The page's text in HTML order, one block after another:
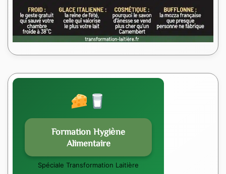
Formation Hygiène
Alimentaire
Spéciale Transformation Laitière